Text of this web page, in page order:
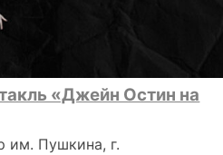
«Джейн Остин на
им. Пушкина, г.